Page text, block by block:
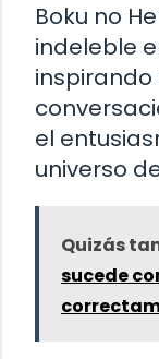
Boku no
indeleble
inspirando
el
universo
Quizás
sucede